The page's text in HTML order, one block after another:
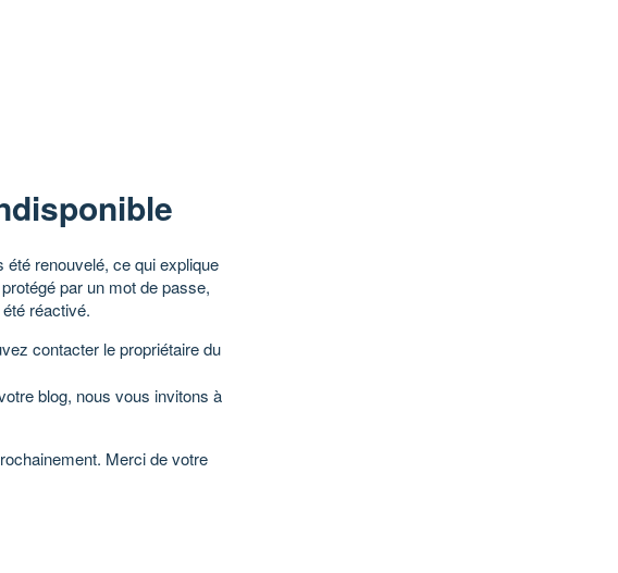
été renouvelé, ce qui explique
par un mot de passe,
réactivé.
contacter le propriétaire du
blog, nous vous invitons à
Merci de votre